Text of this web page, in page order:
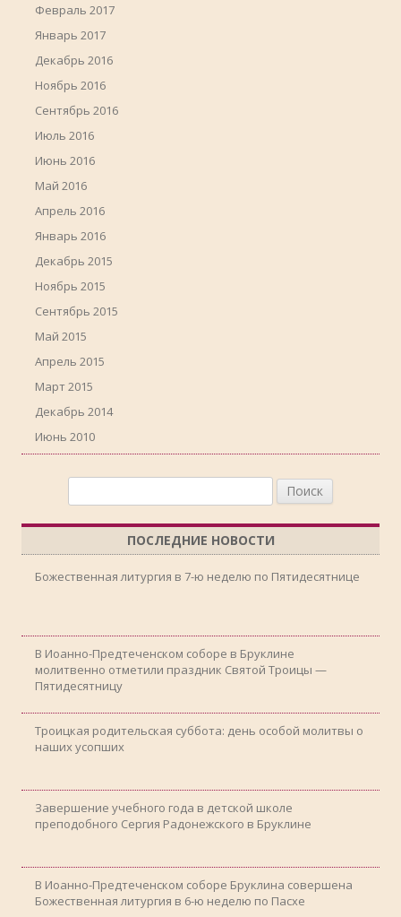
Февраль 2017
Январь 2017
Декабрь 2016
Ноябрь 2016
Сентябрь 2016
Июль 2016
Июнь 2016
Май 2016
Апрель 2016
Январь 2016
Декабрь 2015
Ноябрь 2015
Сентябрь 2015
Май 2015
Апрель 2015
Март 2015
Декабрь 2014
Июнь 2010
ПОСЛЕДНИЕ НОВОСТИ
Божественная литургия в 7-ю неделю по Пятидесятнице
В Иоанно-Предтеченском соборе в Бруклине
молитвенно отметили праздник Святой Троицы —
Пятидесятницу
Троицкая родительская суббота: день особой молитвы о
наших усопших
Завершение учебного года в детской школе
преподобного Сергия Радонежского в Бруклине
В Иоанно-Предтеченском соборе Бруклина совершена
Божественная литургия в 6-ю неделю по Пасхе